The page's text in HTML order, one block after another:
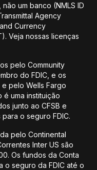
um banco (NMLS ID
Agency
Currency
Veja nossas licenças
pelo Community
do FDIC, e os
pelo Wells Fargo
é uma instituição
junto ao CFSB e
o seguro FDIC.
pelo Continental
Inter US são
Os fundos da Conta
o seguro da FDIC até o